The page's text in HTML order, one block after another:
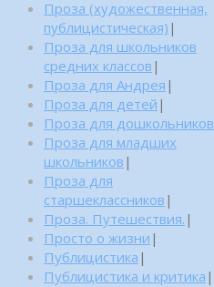
Проза (художественная,
публицистическая) |
Проза для школьников
средних классов |
Проза для Андрея |
Проза для детей |
Проза для дошкольников
Проза для младших
школьников |
Проза для
старшеклассников |
Проза. Путешествия. |
Просто о жизни |
Публицистика |
Публицистика и критика |